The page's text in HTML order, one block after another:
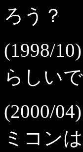
ろう？
(1998/
らしいで
(2000/
ミコン